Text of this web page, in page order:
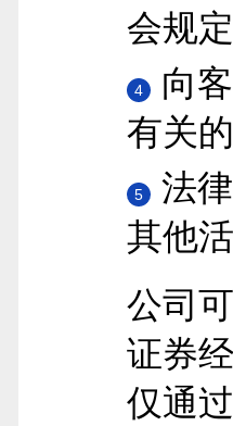
会规
4
向
有关
5
法
其他
公司
证券
仅通